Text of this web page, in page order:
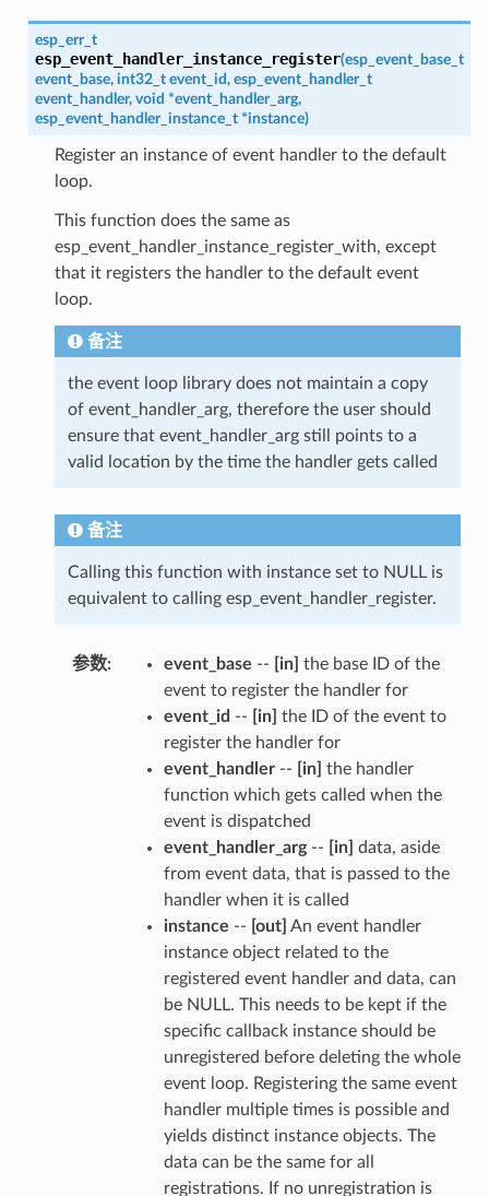
esp_err_t
esp_event_handler_instance_register(esp_event_base_t
event_base, int32_t event_id, esp_event_handler_t
event_handler, void *event_handler_arg,
esp_event_handler_instance_t *instance)
Register an instance of event handler to the default
loop.
This function does the same as
esp_event_handler_instance_register_with, except
that it registers the handler to the default event
loop.
备注
the event loop library does not maintain a copy
of event_handler_arg, therefore the user should
ensure that event_handler_arg still points to a
valid location by the time the handler gets called
备注
Calling this function with instance set to NULL is
equivalent to calling esp_event_handler_register.
参数: event_base -- [in] the base ID of the
event to register the handler for
event_id -- [in] the ID of the event to
register the handler for
event_handler-- [in] the handler
function which gets called when the
event is dispatched
event_handler_arg-- [in] data, aside
from event data, that is passed to the
handler when it is called
instance -- [out] An event handler
instance object related to the
registered event handler and data, can
be NULL. This needs to be kept if the
specific callback instance should be
unregistered before deleting the whole
event loop. Registering the same event
handler multiple times is possible and
yields distinct instance objects. The
data can be the same for all
registrations. If no unregistration is